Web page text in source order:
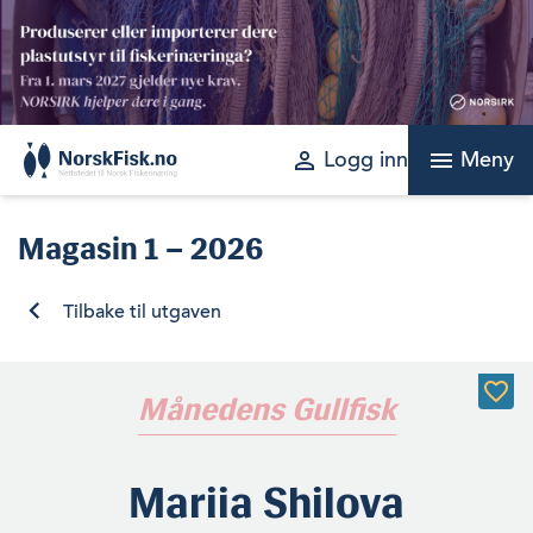
Skip
content
perm_identity Logg inn menu Meny
Magasin 1 – 2026
Tilbake til utgaven
Månedens Gullfisk
Mariia Shilova